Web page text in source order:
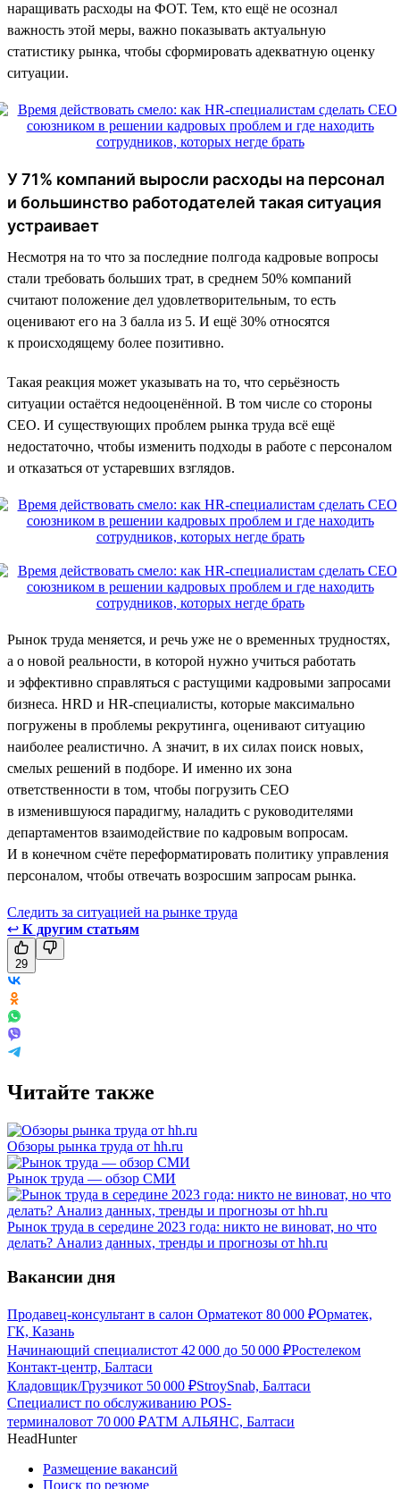
наращивать расходы на ФОТ. Тем, кто ещё не осознал
важность этой меры, важно показывать актуальную
статистику рынка, чтобы сформировать адекватную оценку
ситуации.
У 71% компаний выросли расходы на персонал
и большинство работодателей такая ситуация
устраивает
Несмотря на то что за последние полгода кадровые вопросы
стали требовать больших трат, в среднем 50% компаний
считают положение дел удовлетворительным, то есть
оценивают его на 3 балла из 5. И ещё 30% относятся
к происходящему более позитивно.
Такая реакция может указывать на то, что серьёзность
ситуации остаётся недооценённой. В том числе со стороны
CEO. И существующих проблем рынка труда всё ещё
недостаточно, чтобы изменить подходы в работе с персоналом
и отказаться от устаревших взглядов.
Рынок труда меняется, и речь уже не о временных трудностях,
а о новой реальности, в которой нужно учиться работать
и эффективно справляться с растущими кадровыми запросами
бизнеса. HRD и HR-специалисты, которые максимально
погружены в проблемы рекрутинга, оценивают ситуацию
наиболее реалистично. А значит, в их силах поиск новых,
смелых решений в подборе. И именно их зона
ответственности в том, чтобы погрузить CEO
в изменившуюся парадигму, наладить с руководителями
департаментов взаимодействие по кадровым вопросам.
И в конечном счёте переформатировать политику управления
персоналом, чтобы отвечать возросшим запросам рынка.
Следить за ситуацией на рынке труда
↩ К другим статьям
29
Читайте также
Обзоры рынка труда от hh.ru
Рынок труда — обзор СМИ
Рынок труда в середине 2023 года: никто не виноват, но что
делать? Анализ данных, тренды и прогнозы от hh.ru
Вакансии дня
Продавец-консультант в салон Орматекот 80 000 ₽Орматек,
ГК, Казань
Начинающий специалистот 42 000 до 50 000 ₽Ростелеком
Контакт-центр, Балтаси
Кладовщик/Грузчикот 50 000 ₽StroySnab, Балтаси
Специалист по обслуживанию POS-
терминаловот 70 000 ₽АТМ АЛЬЯНС, Балтаси
HeadHunter
Размещение вакансий
Поиск по резюме